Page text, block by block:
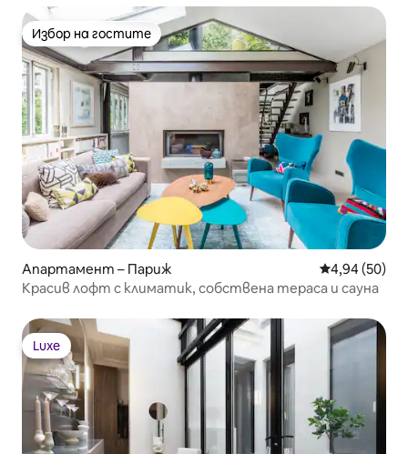
Избор на гостите
Избор на гостите
Апартамент – Париж Средна
4,94 (50)
Красив лофт с климатик, собствена тераса и сауна
Luxe
Luxe